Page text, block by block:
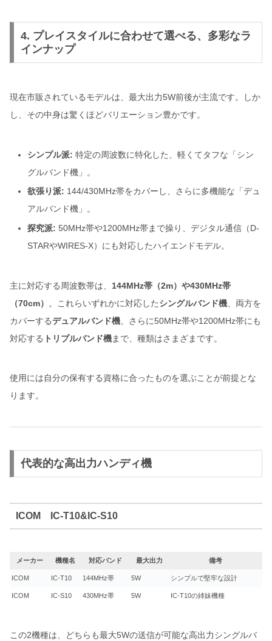
4. プレイスタイルに合わせて選べる、多彩なラ
インナップ
現在市販されているモデルは、最大出力5W前後が主流です。しか
し、その中身は驚くほどバリエーション豊かです。
シンプル派: 特定の周波数に特化した、軽くてタフな「シン
グルバンド機」。
欲張り派: 144/430MHz帯をカバーし、さらに多機能な「デュ
アルバンド機」。
探究派: 50MHz帯や1200MHz帯まで操り、デジタル通信（D-
STARやWIRES-X）にも対応したハイエンドモデル。
主に対応する周波数帯は、 144MHz帯（2m）や430MHz帯
（70cm）
。これらいずれかに対応したシングルバンド機 、両方を
カバーするデュアルバンド機 、さらに50MHz帯や1200MHz帯にも
対応する トリプルバンド機まで、種類はさまざまです。
使用には自分の保有する資格に合ったものを選ぶことが前提とな
ります。
代表的な高出力ハンディ機
ICOM IC-T10&IC-S10
メーカー 機種名 対応バンド 最大出力 備考
ICOM IC-T10 144MHz帯 5W シンプルで堅牢な設計
ICOM IC-S10 430MHz帯 5W IC-T10の姉妹機種
この2機種は、どちらも最大5Wの送信が可能な高出力シングルバ